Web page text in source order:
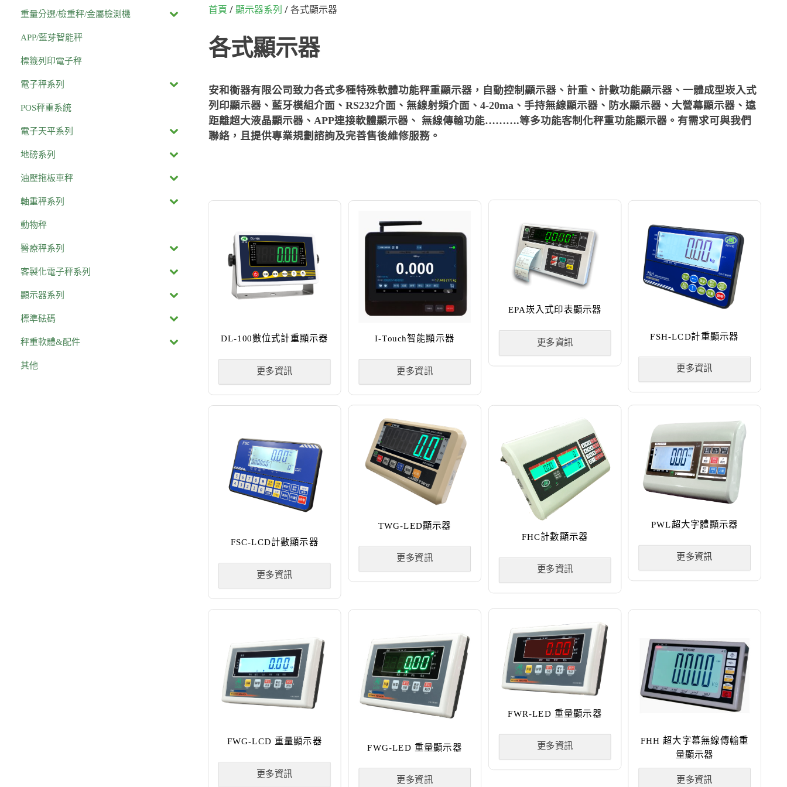
首頁 / 顯示器系列 / 各式顯示器
各式顯示器
安和衡器有限公司致力各式多種特殊軟體功能秤重顯示器，自動控制顯示器、計重、計數功能顯示器、一體成型崁入式
列印顯示器、藍牙模組介面、RS232介面、無線射頻介面、4-20ma、手持無線顯示器、防水顯示器、大營幕顯示器、遠
距離超大液晶顯示器、APP連接軟體顯示器、 無線傳輸功能……….等多功能客制化秤重功能顯示器。有需求可與我們
聯絡，且提供專業規劃諮詢及完善售後維修服務。
DL-100數位式計重顯示器
更多資訊
I-Touch智能顯示器
更多資訊
EPA崁入式印表顯示器
更多資訊
FSH-LCD計重顯示器
更多資訊
FSC-LCD計數顯示器
更多資訊
TWG-LED顯示器
更多資訊
FHC計數顯示器
更多資訊
PWL超大字體顯示器
更多資訊
FWG-LCD 重量顯示器
更多資訊
FWG-LED 重量顯示器
更多資訊
FWR-LED 重量顯示器
更多資訊
FHH 超大字幕無線傳輸重
量顯示器
更多資訊
重量分選/檢重秤/金屬檢測機
APP/藍芽智能秤
標籤列印電子秤
電子秤系列
POS秤重系統
電子天平系列
地磅系列
油壓拖板車秤
軸重秤系列
動物秤
醫療秤系列
客製化電子秤系列
顯示器系列
標準砝碼
秤重軟體&配件
其他